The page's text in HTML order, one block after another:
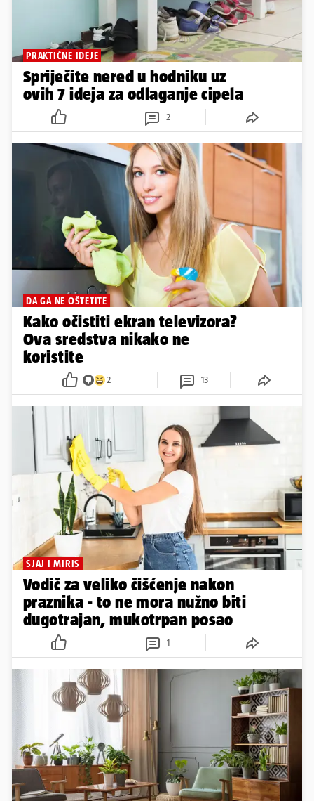
PRAKTIČNE IDEJE
Spriječite nered u hodniku uz
ovih 7 ideja za odlaganje cipela
2
DA GA NE OŠTETITE
Kako očistiti ekran televizora?
Ova sredstva nikako ne
koristite
2 13
SJAJ I MIRIS
Vodič za veliko čišćenje nakon
praznika - to ne mora nužno biti
dugotrajan, mukotrpan posao
1